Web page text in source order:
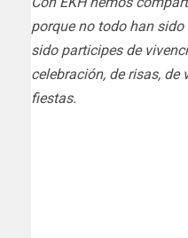
porque no todo han
sido participes de
celebración, de risas, de
fiestas.